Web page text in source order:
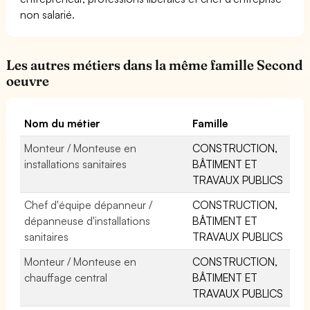
non salarié.
Les autres métiers dans la même famille Second
oeuvre
Nom du métier
Famille
Monteur / Monteuse en
installations sanitaires
CONSTRUCTION,
BÂTIMENT ET
TRAVAUX PUBLICS
Chef d'équipe dépanneur /
dépanneuse d'installations
sanitaires
CONSTRUCTION,
BÂTIMENT ET
TRAVAUX PUBLICS
Monteur / Monteuse en
chauffage central
CONSTRUCTION,
BÂTIMENT ET
TRAVAUX PUBLICS